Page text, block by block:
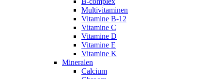
Multivitaminen
Vitamine B-12
Vitamine C
Vitamine D
Vitamine E
Vitamine K
Mineralen
Calcium